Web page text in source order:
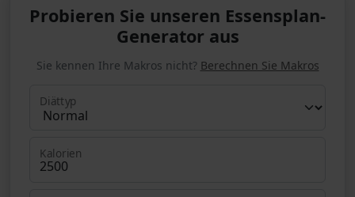
Probieren Sie unseren Essensplan-
Generator aus
Sie kennen Ihre Makros nicht? Berechnen Sie Makros
Diättyp
Kalorien